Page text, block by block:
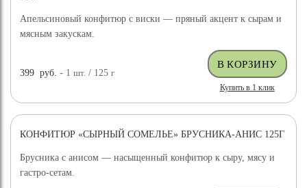
Апельсиновый конфитюр с виски — пряный акцент к сырам и
мясным закускам.
399 руб. - 1шт. / 125г
Купить в 1 клик
КОНФИТЮР «СЫРНЫЙ СОМЕЛЬЕ» БРУСНИКА-АНИС 125Г
Брусника с анисом — насыщенный конфитюр к сыру, мясу и
гастро-сетам.